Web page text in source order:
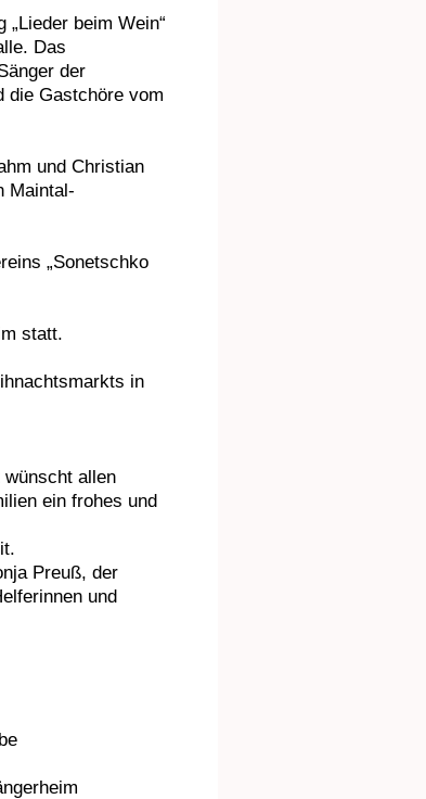
beim Wein“
Das
der
die Gastchöre vom
und Christian
Maintal-
„Sonetschko
statt.
in
wünscht allen
ein frohes und
Preuß, der
und